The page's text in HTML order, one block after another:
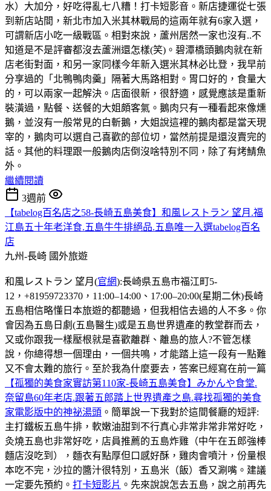
水）大加分，好吃得亂七八糟！打卡短影音。新店捷運從七張
到新店站間，新北市加入米其林戰局的這兩年就有6家入選，
可謂新店小吃一級戰區。相對來說，蘆州居然一家也沒有..不
知道是不是評審都沒去蘆洲還怎樣(笑)。碧潭橋頭鵝肉就在新
店老街對面，和另一家同樣今年新入選米其林必比登，我早前
分享過的「北鴨鴨肉羹」隔著大馬路相對。胃口好的，食量大
的，可以兩家一起解決。店面很新，很舒適，感覺應該是重新
裝潢過，點餐、送餐的大姐頗客氣。鵝肉只有一種看起來像燻
鵝，並沒有一般常見的白斬鵝，大姐說這裡的鵝肉都是當天現
宰的，鵝肉可以選自己喜歡的部位切，當然前提是還沒賣完的
話。其他的料理跟一般鵝肉店倒沒啥特別不同，除了有烤鯖魚
外。
繼續閱讀
3週前
【tabelog百名店之58-長崎五島美食】和風レストラン 望月.福
江島五十年老洋食.五島牛牛排絕品.五島唯一入選tabelog百名
店
九州-長崎 國外旅遊
和風レストラン 望月(官網):長崎県五島市福江町5-
12，+81959723370，11:00–14:00、17:00–20:00(星期二休)長崎
五島相信略懂日本旅遊的都聽過，但我相信去過的人不多。你
會因為五島日劇(五島醫生)或是五島世界遺產的教堂群而去，
又或你跟我一樣壓根就是喜歡離群、離島的旅人?不管怎樣
說，你總得想一個理由，一個共鳴，才能踏上這一段有一點難
又不會太難的旅行。至於我為什麼要去，答案已經寫在前一篇
【孤獨的美食家實訪第110家-長崎五島美食】みかんや食堂.
奈留島60年老店.跟著五郎踏上世界遺產之島.尋找孤獨的美食
家電影版中的神祕湯頭 。簡單說一下我對於這間餐廳的短評:
主打鐵板五島牛排，軟嫩油甜到不行真心非常非常非常好吃，
灸燒五島也非常好吃，店員推薦的五島炸雞（中午在五郎強棒
麵店沒吃到），麵衣有點厚但口感好酥，雞肉會噴汁，份量根
本吃不完，沙拉的醬汁很特別，五島米（飯）香又涮嘴。建議
一定要先預約。 打卡短影片 。先來說說怎去五島，說之前再先